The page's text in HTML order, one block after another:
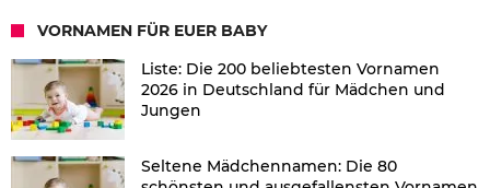
VORNAMEN FÜR EUER BABY
Liste: Die 200 beliebtesten Vornamen
2026 in Deutschland für Mädchen und
Jungen
Seltene Mädchennamen: Die 80